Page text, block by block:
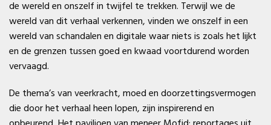
de wereld en onszelf in twijfel te trekken. Terwijl we de
wereld van dit verhaal verkennen, vinden we onszelf in een
wereld van schandalen en digitale waar niets is zoals het lijkt
en de grenzen tussen goed en kwaad voortdurend worden
vervaagd.
De thema’s van veerkracht, moed en doorzettingsvermogen
die door het verhaal heen lopen, zijn inspirerend en